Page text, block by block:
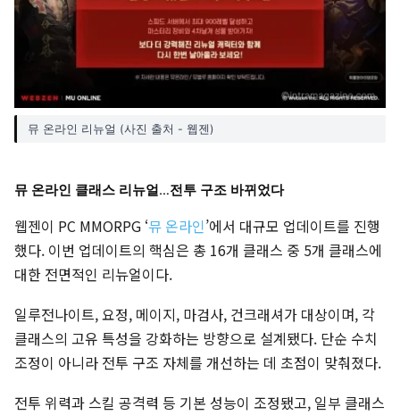
뮤 온라인 리뉴얼 (사진 출처 - 웹젠)
뮤 온라인 클래스 리뉴얼…전투 구조 바뀌었다
웹젠이 PC MMORPG ‘뮤 온라인’에서 대규모 업데이트를 진행
했다. 이번 업데이트의 핵심은 총 16개 클래스 중 5개 클래스에
대한 전면적인 리뉴얼이다.
일루전나이트, 요정, 메이지, 마검사, 건크래셔가 대상이며, 각
클래스의 고유 특성을 강화하는 방향으로 설계됐다. 단순 수치
조정이 아니라 전투 구조 자체를 개선하는 데 초점이 맞춰졌다.
전투 위력과 스킬 공격력 등 기본 성능이 조정됐고, 일부 클래스